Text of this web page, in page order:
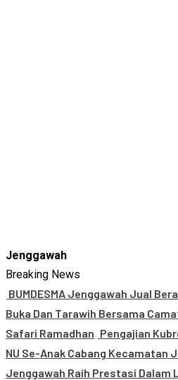
Jenggawah
Breaking News
BUMDESMA Jenggawah Jual
Buka Dan Tarawih Bersama
Safari Ramadhan Pengajian
NU Se-Anak Cabang Kecamatan
Jenggawah Raih Prestasi Dalam